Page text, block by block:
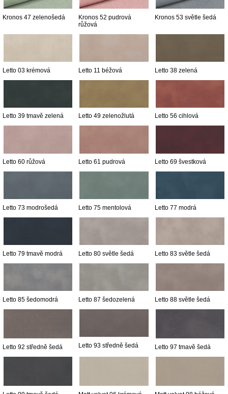
Kronos 47 zelenošedá
Kronos 52 pudrová
růžová
Kronos 53 světle šedá
Letto 03 krémová Letto 11 béžová Letto 38 zelená
Letto 39 tmavě zelená Letto 49 zelenožlutá Letto 56 cihlová
Letto 60 růžová Letto 61 pudrová Letto 69 švestková
Letto 73 modrošedá Letto 75 mentolová Letto 77 modrá
Letto 79 tmavě modrá Letto 80 světle šedá Letto 83 světle šedá
Letto 85 šedomodrá Letto 87 šedozelená Letto 88 světle šedá
Letto 92 středně šedá Letto 93 středně šedá Letto 97 tmavě šedá